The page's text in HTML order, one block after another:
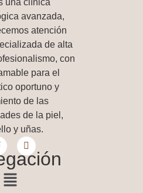
avanzada,
atención
de alta
con
para el
oportuno y
de las
de la piel,
y uñas.